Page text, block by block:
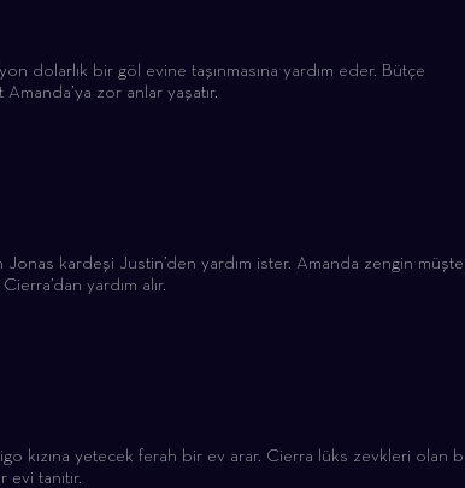
dolarlık bir göl evine taşınmasına yardım eder. Bütçe
zor anlar yaşatır.
kardeşi Justin’den yardım ister. Amanda zengin
yardım alır.
kızına yetecek ferah bir ev arar. Cierra lüks zevkleri olan
tanıtır.